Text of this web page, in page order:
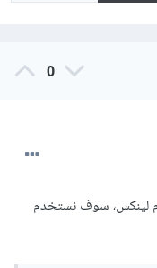
0
لينكس، سوف نستخدم